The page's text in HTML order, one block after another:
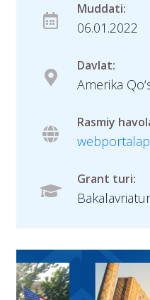
Muddati:
06.01.2022
Davlat:
Amerika
Rasmiy
Grant turi: